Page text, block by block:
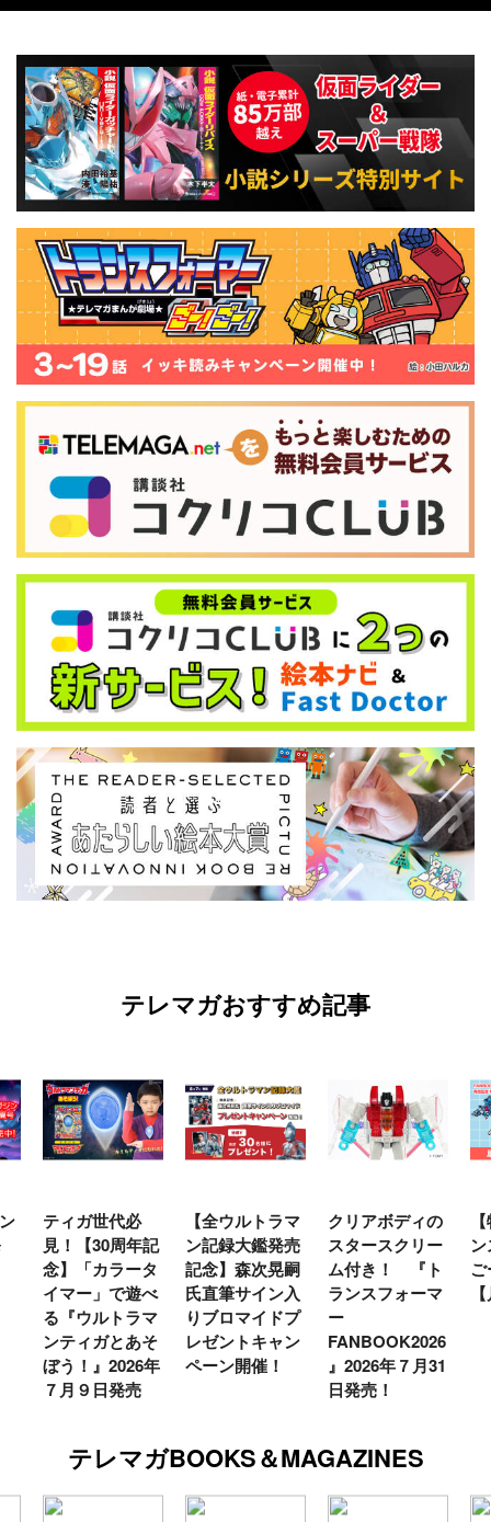
テレマガおすすめ記事
ティガ世代必
見！【30周年記
念】「カラータ
イマー」で遊べ
る『ウルトラマ
ンティガとあそ
ぼう！』2026年
７月９日発売
【全ウルトラマ
ン記録大鑑発売
記念】森次晃嗣
氏直筆サイン入
りブロマイドプ
レゼントキャン
ペーン開催！
クリアボディの
スタースクリー
ム付き！ 『ト
ランスフォーマ
ー
FANBOOK2026
』2026年７月31
日発売！
テレマガBOOKS＆MAGAZINES